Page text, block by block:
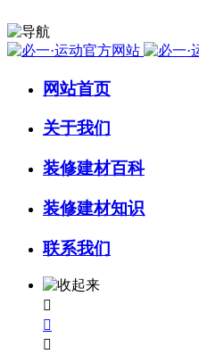
网站首页
关于我们
装修建材百科
装修建材知识
联系我们


